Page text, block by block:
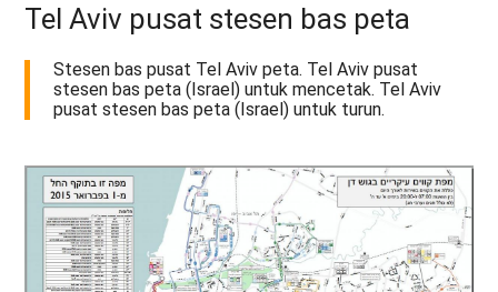
Tel Aviv pusat stesen bas peta
Stesen bas pusat Tel Aviv peta. Tel Aviv pusat
stesen bas peta (Israel) untuk mencetak. Tel Aviv
pusat stesen bas peta (Israel) untuk turun.